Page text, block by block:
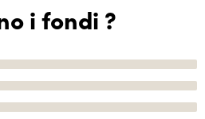
i fondi ?